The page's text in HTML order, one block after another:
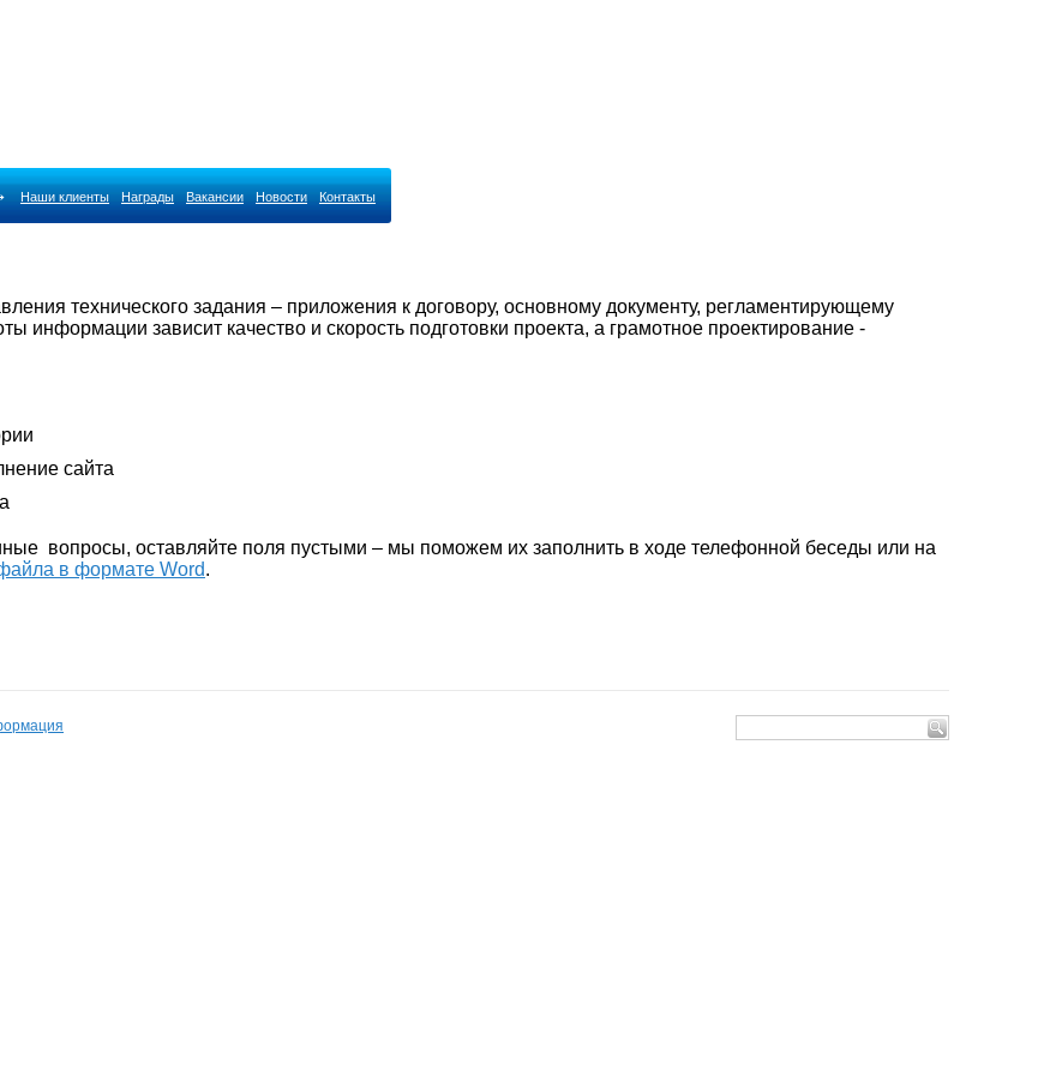
Наши клиенты Награды Вакансии Новости Контакты
технического задания – приложения к договору, основному документу, регламентирующему
информации зависит качество и скорость подготовки проекта, а грамотное проектирование -
сайта
вопросы, оставляйте поля пустыми – мы поможем их заполнить в ходе телефонной беседы или на
в формате Word.